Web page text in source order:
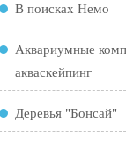
В поисках Немо
Аквариумные
акваскейпинг
Деревья "Бонсай"